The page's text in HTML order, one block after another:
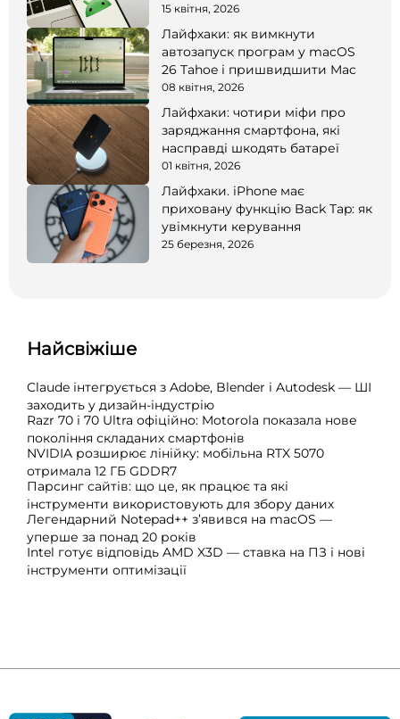
15 квітня, 2026
Лайфхаки: як вимкнути
автозапуск програм у macOS
26 Tahoe і пришвидшити Mac
08 квітня, 2026
Лайфхаки: чотири міфи про
заряджання смартфона, які
насправді шкодять батареї
01 квітня, 2026
Лайфхаки. iPhone має
приховану функцію Back Tap: як
увімкнути керування
25 березня, 2026
Найсвіжіше
Claude інтегрується з Adobe, Blender і Autodesk — ШІ
заходить у дизайн-індустрію
Razr 70 і 70 Ultra офіційно: Motorola показала нове
покоління складаних смартфонів
NVIDIA розширює лінійку: мобільна RTX 5070
отримала 12 ГБ GDDR7
Парсинг сайтів: що це, як працює та які
інструменти використовують для збору даних
Легендарний Notepad++ з’явився на macOS —
уперше за понад 20 років
Intel готує відповідь AMD X3D — ставка на ПЗ і нові
інструменти оптимізації